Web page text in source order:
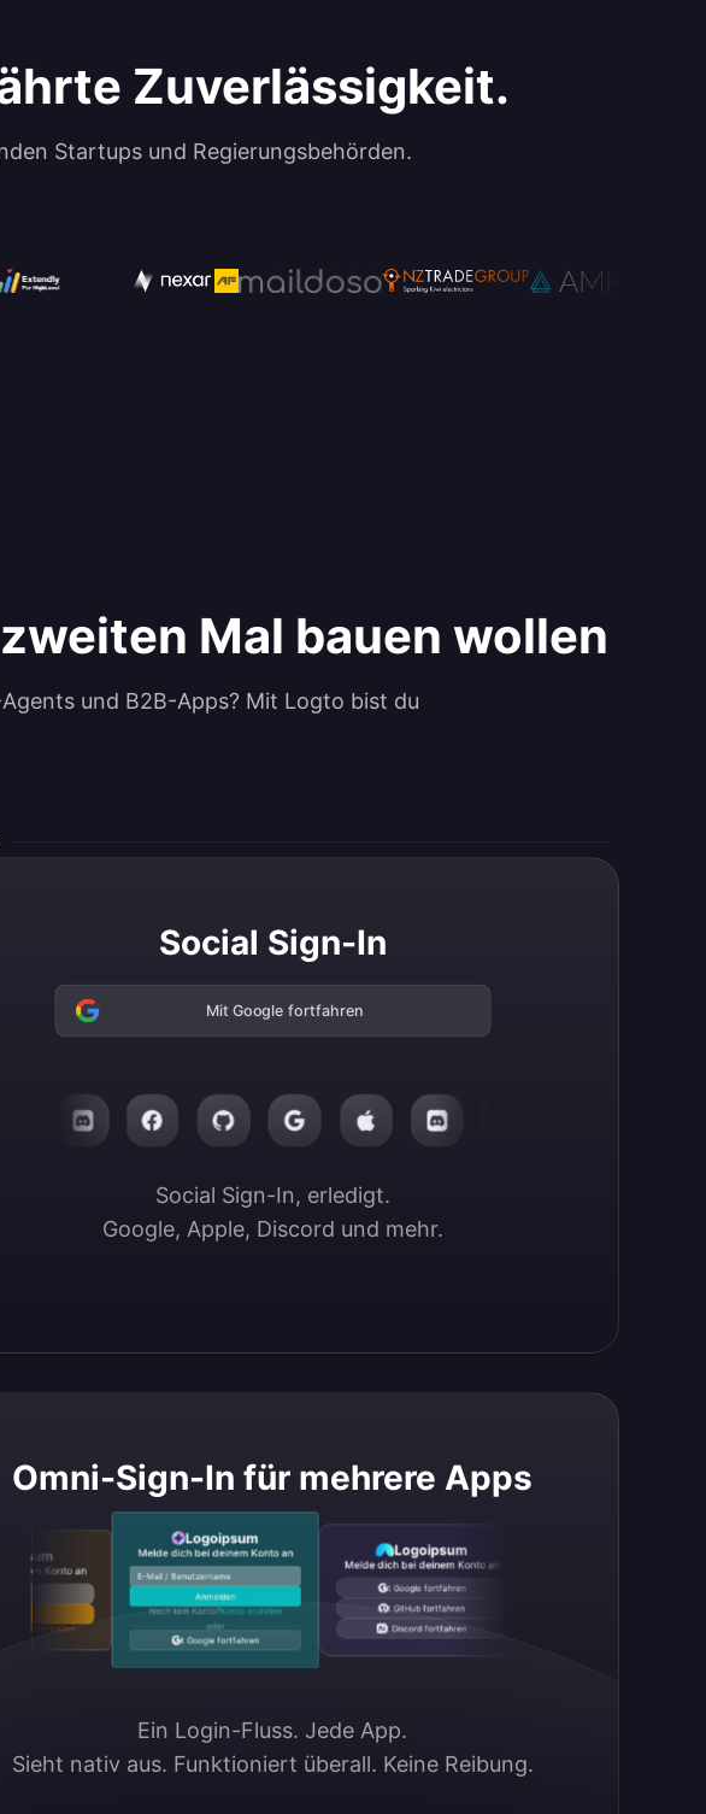
Zuverlässigkeit.
Startups und Regierungsbehörden.
Mal bauen wollen
und B2B-Apps? Mit Logto bist du
Social Sign-In
Mit Google fortfahren
Social Sign-In, erledigt.
Google, Apple, Discord und mehr.
Omni-Sign-In für mehrere Apps
Konto an
Konto erstellen
Logoipsum
Melde dich bei deinem Konto an
E-Mail / Benutzername
Anmelden
Noch kein Konto?Konto erstellen
oder
Mit Google fortfahren
Logoipsum
Melde dich bei deinem Konto an
Mit Google fortfahren
Mit GitHub fortfahren
Mit Discord fortfahren
Ein Login-Fluss. Jede App.
Sieht nativ aus. Funktioniert überall. Keine Reibung.